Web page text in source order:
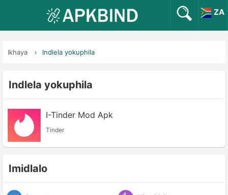
ZA
Ikhaya Indlela yokuphila
Indlela yokuphila
I-Tinder Mod Apk
Tinder
Imidlalo